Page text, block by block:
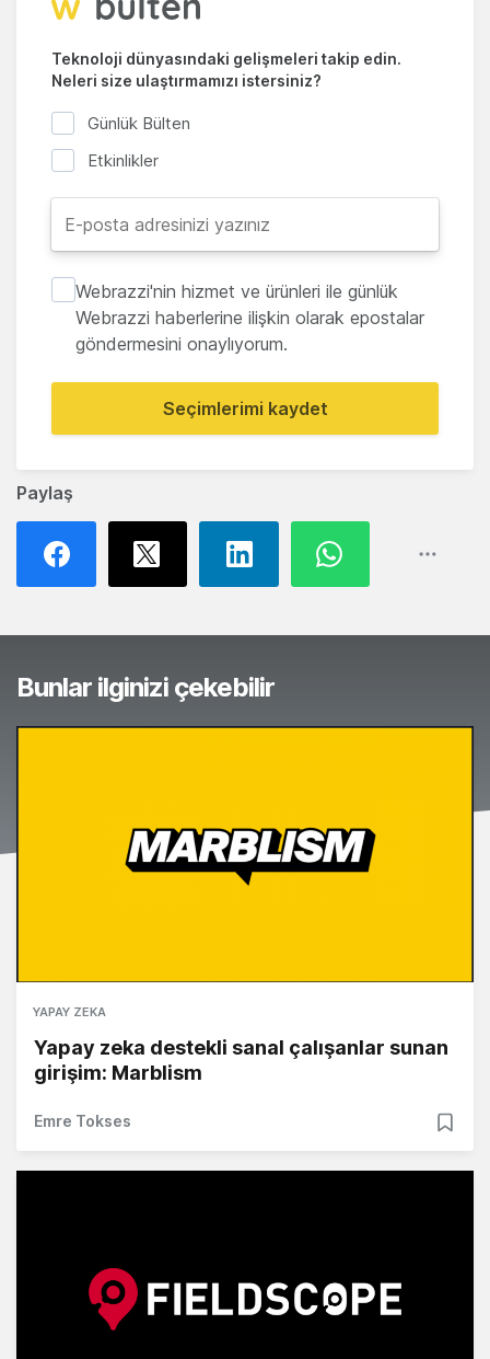
Paylaş
Teknoloji dünyasındaki gelişmeleri takip edin.
Neleri size ulaştırmamızı istersiniz?
Günlük Bülten
Etkinlikler
Webrazzi'nin hizmet ve ürünleri ile günlük
Webrazzi haberlerine ilişkin olarak epostalar
göndermesini onaylıyorum.
Seçimlerimi kaydet
Bunlar ilginizi çekebilir
YAPAY ZEKA
Yapay zeka destekli sanal çalışanlar sunan
girişim: Marblism
Emre Tokses